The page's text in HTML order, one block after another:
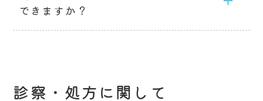
できますか？
診察・処方に関して